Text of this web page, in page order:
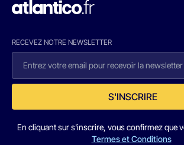
RECEVEZ NOTRE NEWSLETTER
S'INSCRIRE
En cliquant sur s'inscrire, vous confirmez que
Termes et Conditions